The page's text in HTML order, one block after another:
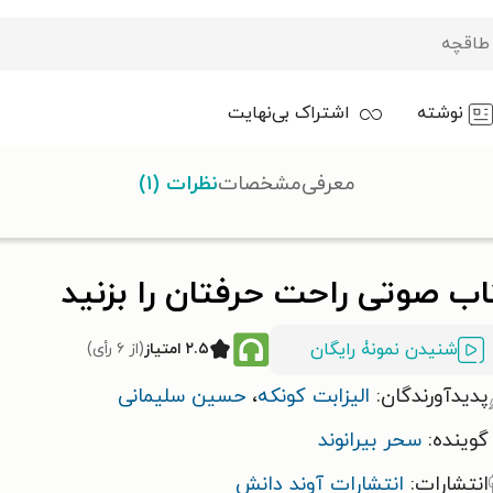
نوشته اشتراک بی‌نهایت
صوتی راحت حرفتان را بزنید
شنیدن نمونۀ رایگان ۲.۵ امتیاز (از ۶ رأی)
پدیدآورندگان: الیزابت کونکه، حسین سلیمانی
گوینده: سحر بیرانوند
انتشارات: انتشارات آوند دانش
معرفیمشخصاتنظرات (۱)